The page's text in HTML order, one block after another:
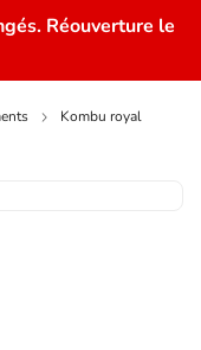
Réouverture le
Kombu royal